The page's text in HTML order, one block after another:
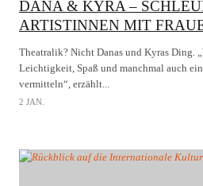
DANA & KYRA –
ARTISTINNEN MIT
Theatralik? Nicht Danas und Kyras Ding.
Leichtigkeit, Spaß und manchmal auch
vermitteln“, erzählt...
2 JAN.